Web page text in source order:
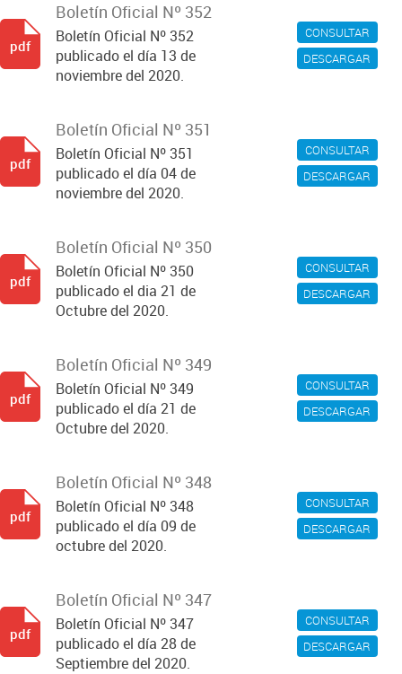
CONSULTAR
DESCARGAR
Boletín Oficial Nº 352
Boletín Oficial Nº 352
publicado el día 13 de
noviembre del 2020.
pdf
CONSULTAR
DESCARGAR
Boletín Oficial Nº 351
Boletín Oficial Nº 351
publicado el día 04 de
noviembre del 2020.
pdf
CONSULTAR
DESCARGAR
Boletín Oficial Nº 350
Boletín Oficial Nº 350
publicado el dia 21 de
Octubre del 2020.
pdf
CONSULTAR
DESCARGAR
Boletín Oficial Nº 349
Boletín Oficial Nº 349
publicado el día 21 de
Octubre del 2020.
pdf
CONSULTAR
DESCARGAR
Boletín Oficial Nº 348
Boletín Oficial Nº 348
publicado el día 09 de
octubre del 2020.
pdf
CONSULTAR
DESCARGAR
Boletín Oficial Nº 347
Boletín Oficial Nº 347
publicado el día 28 de
Septiembre del 2020.
pdf